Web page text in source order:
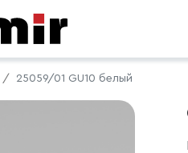
25059/01 GU10 белый